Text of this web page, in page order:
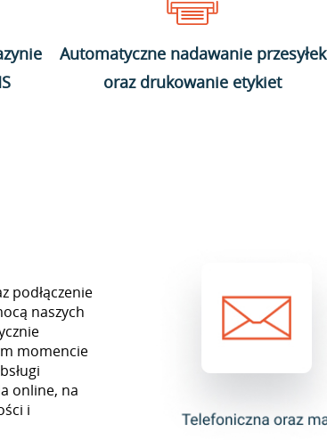
Automatyczne nadawanie przesyłek
oraz drukowanie etykiet
podłączenie
naszych
momencie
online, na
i